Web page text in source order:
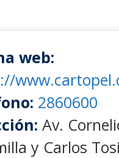
web:
2860600
Av.
y Carlos